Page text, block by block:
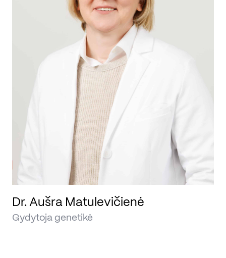
Dr. Aušra Matulevičienė
Gydytoja genetikė